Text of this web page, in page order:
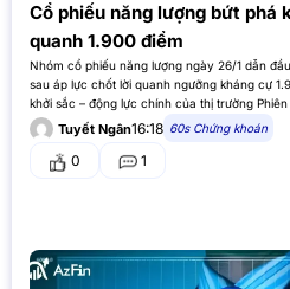
Cổ phiếu năng lượng bứt phá
quanh 1.900 điểm
Nhóm cổ phiếu năng lượng ngày 26/1 dẫn
sau áp lực chốt lời quanh ngưỡng kháng cự
khởi sắc – động lực chính của thị trường
diễn biến…Tuyết Ngân16:18 60s Chứng khoán
0 1